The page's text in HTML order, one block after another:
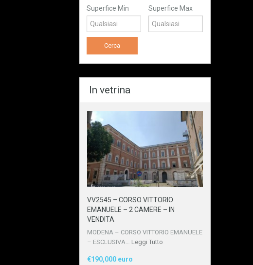
Superfice Min Superfice Max
In vetrina
VV2545 – CORSO VITTORIO
EMANUELE – 2 CAMERE – IN
VENDITA
MODENA – CORSO VITTORIO EMANUELE
– ESCLUSIVA… Leggi Tutto
€190,000 euro